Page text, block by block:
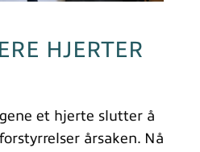
HJERTER
et hjerte slutter å
årsaken. Nå